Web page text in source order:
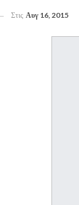
Στις Αυγ 16, 2015